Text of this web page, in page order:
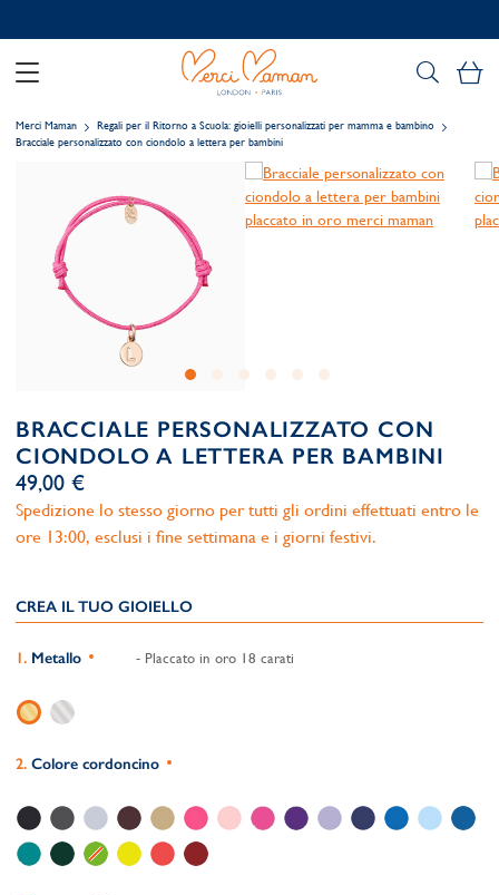
Il
Merci Maman
Regali per il Ritorno a Scuola: gioielli personalizzati per mamma e bambino
Bracciale personalizzato con ciondolo a lettera per bambini
BRACCIALE PERSONALIZZATO CON
CIONDOLO A LETTERA PER BAMBINI
49,00 €
Spedizione lo stesso giorno per tutti gli ordini effettuati entro le
ore 13:00, esclusi i fine settimana e i giorni festivi.
CREA IL TUO GIOIELLO
Metallo - Placcato in oro 18 carati
Colore cordoncino